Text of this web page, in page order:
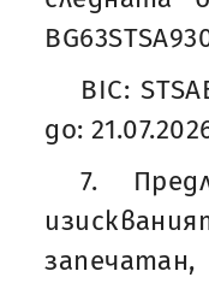
BIC:
до:
7.